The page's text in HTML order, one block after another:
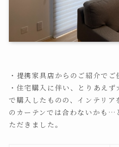
・提携家具店からのご紹介でご
・住宅購入に伴い、とりあえ
で購入したものの、インテリ
のカーテンでは合わないかも…
ただきました。